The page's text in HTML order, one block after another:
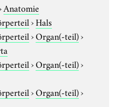
Anatomie
›Hals
›Organ(-teil)›
›Organ(-teil)›
›Organ(-teil)›